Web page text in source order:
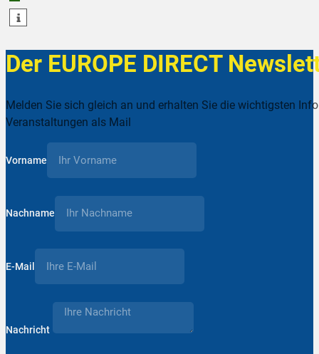
teilen
Der EUROPE DIRECT
Melden Sie sich gleich an und erhalten Sie die wichtigsten
Veranstaltungen als Mail
Vorname
Nachname
E-Mail
Nachricht